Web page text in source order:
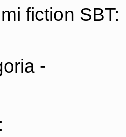
fiction SBT:
-